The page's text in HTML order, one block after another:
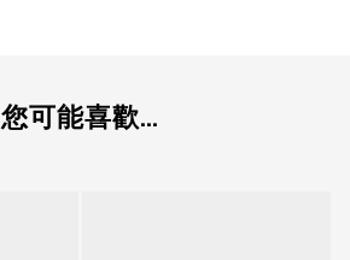
您可能喜歡...